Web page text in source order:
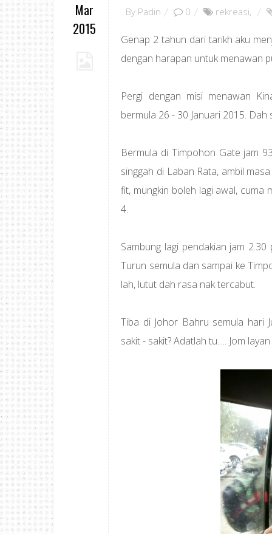
Mar
2015
By Padin 0 rekreasi,
Genap 2 tahun dari tarikh aku
dengan harapan untuk menawan
Pergi dengan misi menawan
bermula 26 - 30 Januari 2015. Dah
Bermula di Timpohon Gate jam
singgah di Laban Rata, ambil
fit, mungkin boleh lagi awal, cuma
4.
Sambung lagi pendakian jam
Turun semula dan sampai ke
lah, lutut dah rasa nak tercabut.
Tiba di Johor Bahru semula hari
sakit - sakit? Adatlah tu..... Jom